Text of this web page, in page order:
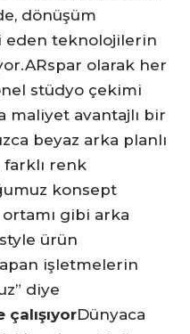
dönüşüm
eden teknolojilerin
olarak her
stüdyo çekimi
maliyet avantajlı bir
beyaz arka planlı
renk
konsept
gibi arka
ürün
işletmelerin
diye
Dünyaca